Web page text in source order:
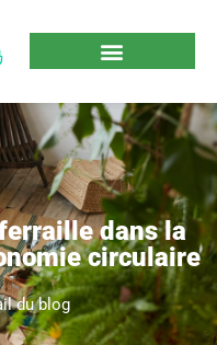
dans la
circulaire
du blog